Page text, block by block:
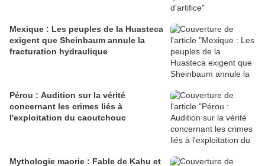
Mexique : Les peuples de la Huasteca
exigent que Sheinbaum annule la
fracturation hydraulique
Pérou : Audition sur la vérité
concernant les crimes liés à
l'exploitation du caoutchouc
Mythologie maorie : Fable de Kahu et